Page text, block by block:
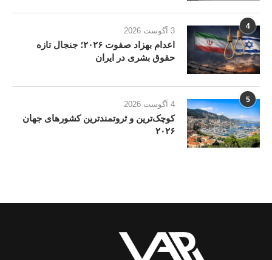
4 3 آگوست 2026
اعدام بهزاد صفوت ۲۰۲۶؛ جنجال تازه
حقوق بشری در ایران
5 4 آگوست 2026
کوچک‌ترین و ثروتمندترین کشورهای جهان
۲۰۲۶